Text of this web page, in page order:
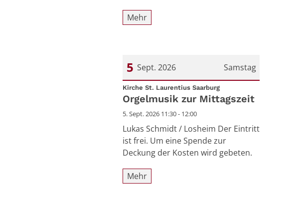
Mehr
Samstag
5 Sept. 2026
Datum: 5. September 2026
Kirche St. Laurentius Saarburg:
Orgelmusik zur Mittagszeit
5. Sept. 2026 11:30 - 12:00
Lukas Schmidt / Losheim Der Eintritt
ist frei. Um eine Spende zur
Deckung der Kosten wird gebeten.
Mehr